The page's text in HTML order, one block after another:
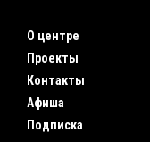
О центре
Проекты
Контакты
Афиша
Подписка